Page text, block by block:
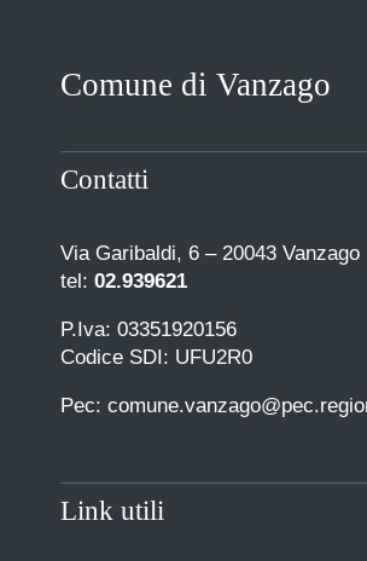
Comune di Vanzago
Contatti
Via Garibaldi, 6 – 20043 Vanzago
tel: 02.939621
P.Iva: 03351920156
Codice SDI: UFU2R0
Pec:
Link utili